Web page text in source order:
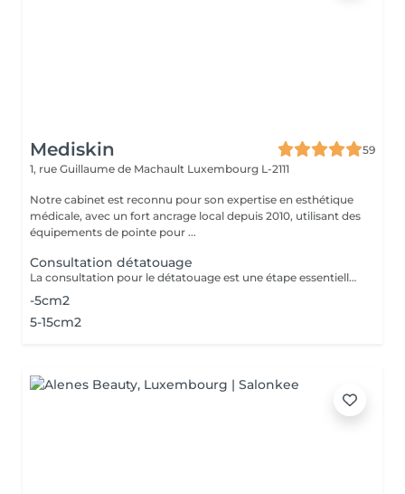
Mediskin
59
1, rue Guillaume de Machault Luxembourg L-2111
Notre cabinet est reconnu pour son expertise en esthétique
médicale, avec un fort ancrage local depuis 2010, utilisant des
équipements de pointe pour ...
Consultation détatouage
La consultation pour le détatouage est une étape essentielle avant le traitement. Elle permet d'évaluer la taille, les couleurs et la profondeur du tatouage, ainsi que le type de peau du patient. Le professionnel explique le déroulement du traitement, le nombre de séances nécessaires et les éventuels effets secondaires. C'est aussi le moment pour poser toutes vos questions et discuter des attentes en termes de résultats
-5cm2
5-15cm2